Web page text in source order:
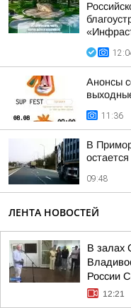
Анонсы
11:36
В
09:48
ЛЕНТА НОВОСТЕЙ
В залах
России
12:21